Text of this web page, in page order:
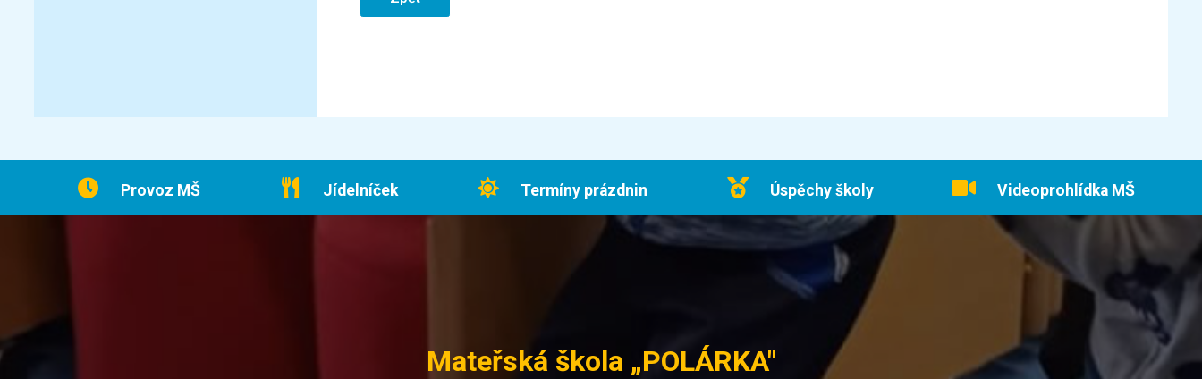
Provoz MŠ Jídelníček Termíny prázdnin Úspěchy školy Videoprohlídka MŠ
Mateřská škola „POLÁRKA"